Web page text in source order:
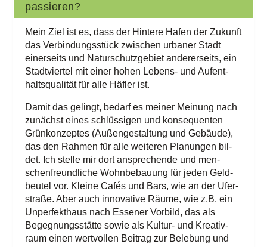
passieren?
Mein Ziel ist es, dass der Hin­te­re Hafen der Zukunft
das Ver­bin­dungs­stück zwi­schen urba­ner Stadt
einer­seits und Natur­schutz­ge­biet ande­rer­seits, ein
Stadt­vier­tel mit einer hohen Lebens- und Auf­ent­
halts­qua­li­tät für alle Häf­ler ist.
Damit das gelingt, bedarf es mei­ner Mei­nung nach
zunächst eines schlüs­si­gen und kon­se­quen­ten
Grün­kon­zep­tes (Außen­ge­stal­tung und Gebäu­de),
das den Rah­men für alle wei­te­ren Pla­nun­gen bil­
det. Ich stel­le mir dort anspre­chen­de und men­
schen­freund­li­che Wohn­be­bau­ung für jeden Geld­
beu­tel vor. Klei­ne Cafés und Bars, wie an der Ufer­
stra­ße. Aber auch inno­va­ti­ve Räu­me, wie z.B. ein
Unper­fekt­haus nach Esse­ner Vor­bild, das als
Begeg­nungs­stät­te sowie als Kul­tur- und Krea­tiv­
raum einen wert­vol­len Bei­trag zur Bele­bung und